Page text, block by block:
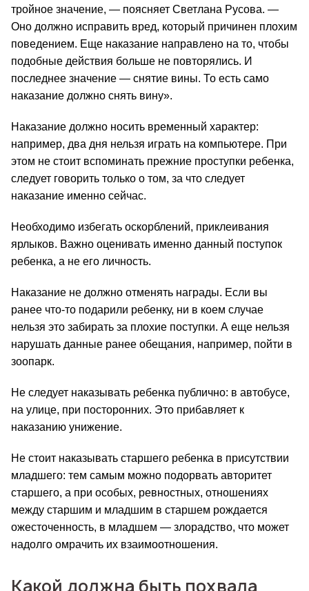
тройное значение, — поясняет Светлана Русова. —
Оно должно исправить вред, который причинен плохим
поведением. Еще наказание направлено на то, чтобы
подобные действия больше не повторялись. И
последнее значение — снятие вины. То есть само
наказание должно снять вину».
Наказание должно носить временный характер:
например, два дня нельзя играть на компьютере. При
этом не стоит вспоминать прежние проступки ребенка,
следует говорить только о том, за что следует
наказание именно сейчас.
Необходимо избегать оскорблений, приклеивания
ярлыков. Важно оценивать именно данный поступок
ребенка, а не его личность.
Наказание не должно отменять награды. Если вы
ранее что-то подарили ребенку, ни в коем случае
нельзя это забирать за плохие поступки. А еще нельзя
нарушать данные ранее обещания, например, пойти в
зоопарк.
Не следует наказывать ребенка публично: в автобусе,
на улице, при посторонних. Это прибавляет к
наказанию унижение.
Не стоит наказывать старшего ребенка в присутствии
младшего: тем самым можно подорвать авторитет
старшего, а при особых, ревностных, отношениях
между старшим и младшим в старшем рождается
ожесточенность, в младшем — злорадство, что может
надолго омрачить их взаимоотношения.
Какой должна быть похвала